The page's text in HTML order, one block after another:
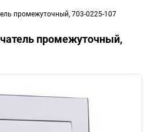
промежуточный, 703-0225-107
промежуточный,